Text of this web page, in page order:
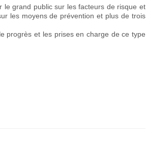
grand public sur les facteurs de risque et
les moyens de prévention et plus de trois
progrès et les prises en charge de ce type